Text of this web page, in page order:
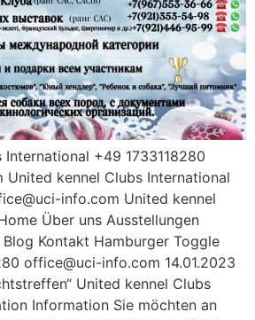
+49 1733118280
kennel Clubs International
info.com United kennel
Über uns Ausstellungen
Kontakt Hamburger Toggle
office@uci-info.com 14.01.2023
United kennel Clubs
Information Sie möchten an